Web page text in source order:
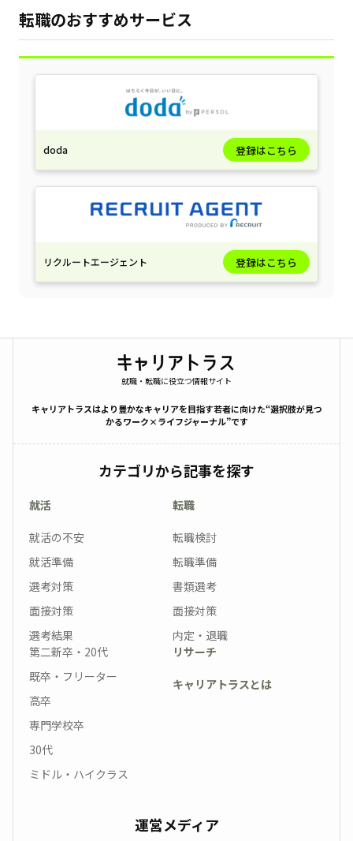
転職のおすすめサービス
doda 登録はこちら
リクルートエージェント 登録はこちら
就職・転職に役立つ情報サイト
キャリアトラスはより豊かなキャリアを目指す若者に向けた“選択肢が見つ
かるワーク×ライフジャーナル”です
カテゴリから記事を探す
就活
就活の不安
就活準備
選考対策
面接対策
選考結果
転職
転職検討
転職準備
書類選考
面接対策
内定・退職
第二新卒・20代
既卒・フリーター
高卒
専門学校卒
30代
ミドル・ハイクラス
リサーチ
キャリアトラスとは
運営メディア